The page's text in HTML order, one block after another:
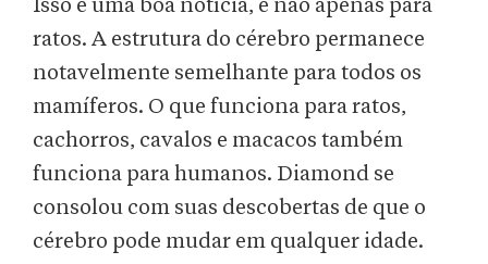
Isso é uma boa notícia, e não apenas para
ratos. A estrutura do cérebro permanece
notavelmente semelhante para todos os
mamíferos. O que funciona para ratos,
cachorros, cavalos e macacos também
funciona para humanos. Diamond se
consolou com suas descobertas de que o
cérebro pode mudar em qualquer idade.